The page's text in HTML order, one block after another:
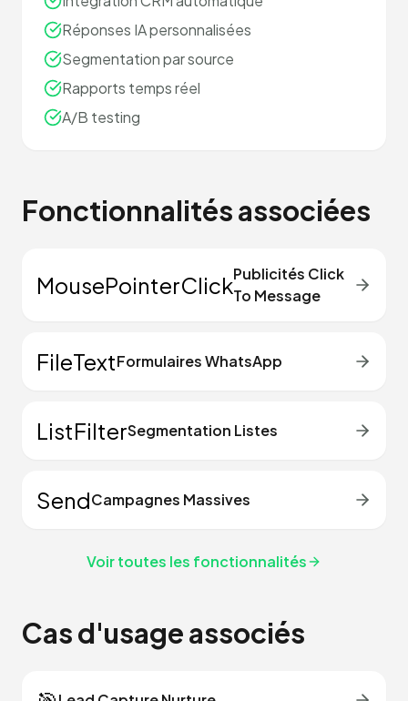
Réponses IA personnalisées
Segmentation par source
Rapports temps réel
A/B testing
Fonctionnalités associées
MousePointerClickPublicités Click
To Message
FileTextFormulaires WhatsApp
ListFilterSegmentation Listes
SendCampagnes Massives
Voir toutes les fonctionnalités
Cas d'usage associés